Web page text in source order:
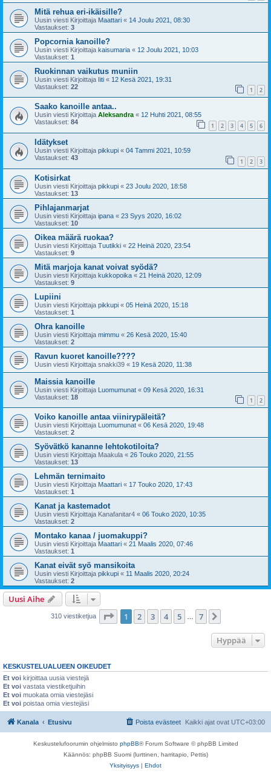
Mitä rehua eri-ikäisille?
Uusin viesti Kirjoittaja Maattari « 14 Joulu 2021, 08:30
Vastaukset: 3
Popcornia kanoille?
Uusin viesti Kirjoittaja kaisumaria « 12 Joulu 2021, 10:03
Vastaukset: 1
Ruokinnan vaikutus muniin
Uusin viesti Kirjoittaja Iiti « 12 Kesä 2021, 19:31
Vastaukset: 22 1 2
Saako kanoille antaa..
Uusin viesti Kirjoittaja Aleksandra « 12 Huhti 2021, 08:55
Vastaukset: 84 1 2 3 4 5 6
Idätykset
Uusin viesti Kirjoittaja pikkupi « 04 Tammi 2021, 10:59
Vastaukset: 43 1 2 3
Kotisirkat
Uusin viesti Kirjoittaja pikkupi « 23 Joulu 2020, 18:58
Vastaukset: 13
Pihlajanmarjat
Uusin viesti Kirjoittaja ipana « 23 Syys 2020, 16:02
Vastaukset: 10
Oikea määrä ruokaa?
Uusin viesti Kirjoittaja Tuutikki « 22 Heinä 2020, 23:54
Vastaukset: 9
Mitä marjoja kanat voivat syödä?
Uusin viesti Kirjoittaja kukkopoika « 21 Heinä 2020, 12:09
Vastaukset: 9
Lupiini
Uusin viesti Kirjoittaja pikkupi « 05 Heinä 2020, 15:18
Vastaukset: 1
Ohra kanoille
Uusin viesti Kirjoittaja mimmu « 26 Kesä 2020, 15:40
Vastaukset: 2
Ravun kuoret kanoille????
Uusin viesti Kirjoittaja snakki39 « 19 Kesä 2020, 11:38
Maissia kanoille
Uusin viesti Kirjoittaja Luomumunat « 09 Kesä 2020, 16:31
Vastaukset: 18 1 2
Voiko kanoille antaa viinirypäleitä?
Uusin viesti Kirjoittaja Luomumunat « 06 Kesä 2020, 19:48
Vastaukset: 2
Syövätkö kananne lehtokotiloita?
Uusin viesti Kirjoittaja Maakula « 26 Touko 2020, 21:55
Vastaukset: 13
Lehmän ternimaito
Uusin viesti Kirjoittaja Maattari « 17 Touko 2020, 17:43
Vastaukset: 1
Kanat ja kastemadot
Uusin viesti Kirjoittaja Kanafanitar4 « 06 Touko 2020, 10:35
Vastaukset: 2
Montako kanaa / juomakuppi?
Uusin viesti Kirjoittaja Maattari « 21 Maalis 2020, 07:46
Vastaukset: 1
Kanat eivät syö mansikoita
Uusin viesti Kirjoittaja pikkupi « 11 Maalis 2020, 20:24
Vastaukset: 2
Uusi Aihe
310 viestiketjua Sivu /7
1 2 3 4 5 7
Hyppää
KESKUSTELUALUEEN OIKEUDET
Et voi kirjoittaa uusia viestejä
Et voi vastata viestiketjuihin
Et voi muokata omia viestejäsi
Et voi poistaa omia viestejäsi
Kanala Etusivu Kaikki ajat ovat UTC+03:00
Poista evästeet
Keskustelufoorumin ohjelmisto phpBB® Forum Software © phpBB Limited
Käännös: phpBB Suomi (lurttinen, harritapio, Pettis)
Yksityisyys | Ehdot